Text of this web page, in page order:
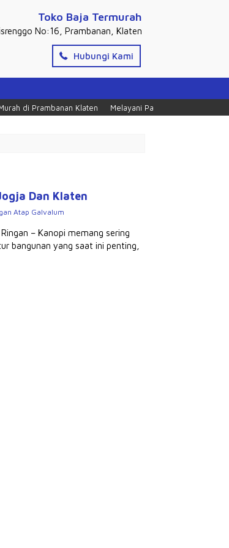
Toko Baja Termurah
No:16, Prambanan, Klaten
Hubungi Kami
di Prambanan Klaten Melayani Partai Dan Ecer, Tlpn =
Dan Klaten
Atap Galvalum
– Kanopi memang sering
bangunan yang saat ini penting,